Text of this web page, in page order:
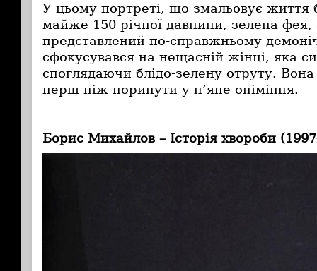
У цьому портреті, що змальовує
майже 150 річної давнини, зелена фея,
представлений по-справжньому
сфокусувався на нещасній жінці, яка
споглядаючи блідо-зелену отруту.
перш ніж поринути у п’яне оніміння.
Борис Михайлов – Історія хвороби